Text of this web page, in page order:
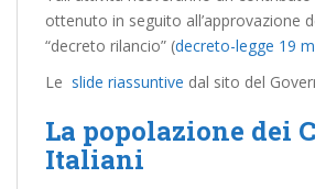
ottenuto in seguito all’approvazione
“decreto rilancio” (decreto-legge 19
Le slide riassuntive dal sito del
La popolazione dei
Italiani